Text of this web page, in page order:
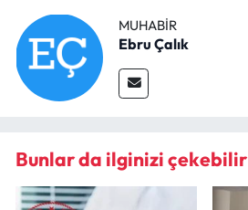
MUHABIR
Ebru Çalık
Bunlar da ilginizi çekebilir